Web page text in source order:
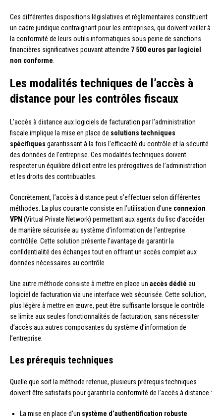
Ces différentes dispositions législatives et réglementaires constituent
un cadre juridique contraignant pour les entreprises, qui doivent veiller à
la conformité de leurs outils informatiques sous peine de sanctions
financières significatives pouvant atteindre 7 500 euros par logiciel
non conforme
Les modalités techniques de l’accès à
distance pour les contrôles fiscaux
L’accès à distance aux logiciels de facturation par l’administration
fiscale implique la mise en place de solutions techniques
spécifiques garantissant à la fois l’efficacité du contrôle et la sécurité
des données de l’entreprise. Ces modalités techniques doivent
respecter un équilibre délicat entre les prérogatives de l’administration
et les droits des contribuables.
Concrètement, l’accès à distance peut s’effectuer selon différentes
méthodes. La plus courante consiste en l’utilisation d’une connexion
VPN (Virtual Private Network) permettant aux agents du fisc d’accéder
de manière sécurisée au système d’information de l’entreprise
contrôlée. Cette solution présente l’avantage de garantir la
confidentialité des échanges tout en offrant un accès complet aux
données nécessaires au contrôle.
Une autre méthode consiste à mettre en place un accès dédié au
logiciel de facturation via une interface web sécurisée. Cette solution,
plus légère à mettre en œuvre, peut être suffisante lorsque le contrôle
se limite aux seules fonctionnalités de facturation, sans nécessiter
d’accès aux autres composantes du système d’information de
l’entreprise.
Les prérequis techniques
Quelle que soit la méthode retenue, plusieurs prérequis techniques
doivent être satisfaits pour garantir la conformité de l’accès à distance :
La mise en place d’un système d’authentification robuste